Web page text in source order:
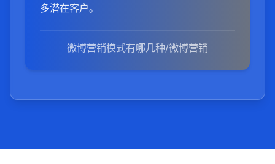
多潜在客户。
微博营销模式有哪几种/微博营销